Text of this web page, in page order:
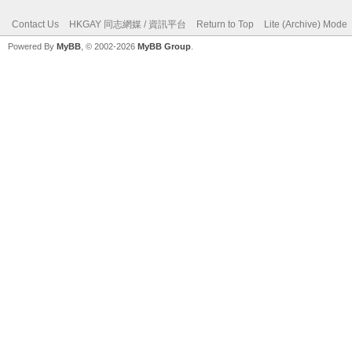
Contact Us HKGAY 同志網媒 / 資訊平台 Return to Top Lite (Archive) Mode
Powered By MyBB , © 2002-2026 MyBB Group